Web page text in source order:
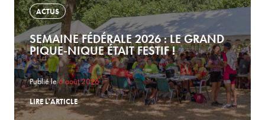
ACTUS
SEMAINE FÉDÉRALE 2026 : LE GRAND
PIQUE-NIQUE ÉTAIT FESTIF !
Publié le6 août 2026
LIRE L'ARTICLE